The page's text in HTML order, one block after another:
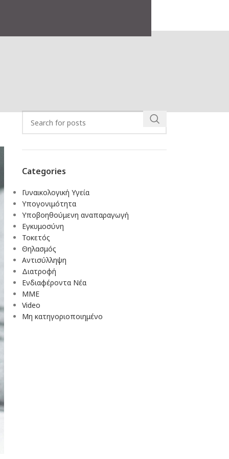
Categories
Γυναικολογική Υγεία
Υπογονιμότητα
Υποβοηθούμενη αναπαραγωγή
Eγκυμοσύνη
Τοκετός
Θηλασμός
Αντισύλληψη
Διατροφή
Ενδιαφέροντα Νέα
ΜΜΕ
Video
Μη κατηγοριοποιημένο